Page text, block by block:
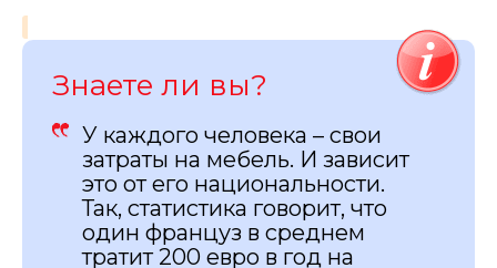
Знаете ли вы?
У каждого человека – свои
затраты на мебель. И зависит
это от его национальности.
Так, статистика говорит, что
один француз в среднем
тратит 200 евро в год на